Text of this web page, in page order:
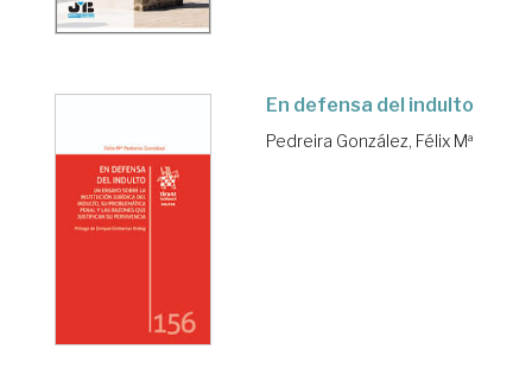
En defensa del indulto
Pedreira González, Félix Mª